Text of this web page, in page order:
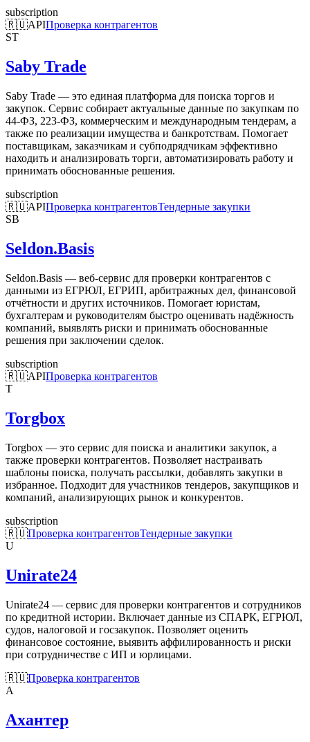
subscription
🇷🇺APIПроверка контрагентов
ST
Saby Trade
Saby Trade — это единая платформа для поиска торгов и
закупок. Сервис собирает актуальные данные по закупкам по
44-ФЗ, 223-ФЗ, коммерческим и международным тендерам, а
также по реализации имущества и банкротствам. Помогает
поставщикам, заказчикам и субподрядчикам эффективно
находить и анализировать торги, автоматизировать работу и
принимать обоснованные решения.
subscription
🇷🇺APIПроверка контрагентовТендерные закупки
SB
Seldon.Basis
Seldon.Basis — веб-сервис для проверки контрагентов с
данными из ЕГРЮЛ, ЕГРИП, арбитражных дел, финансовой
отчётности и других источников. Помогает юристам,
бухгалтерам и руководителям быстро оценивать надёжность
компаний, выявлять риски и принимать обоснованные
решения при заключении сделок.
subscription
🇷🇺APIПроверка контрагентов
T
Torgbox
Torgbox — это сервис для поиска и аналитики закупок, а
также проверки контрагентов. Позволяет настраивать
шаблоны поиска, получать рассылки, добавлять закупки в
избранное. Подходит для участников тендеров, закупщиков и
компаний, анализирующих рынок и конкурентов.
subscription
🇷🇺Проверка контрагентовТендерные закупки
U
Unirate24
Unirate24 — сервис для проверки контрагентов и сотрудников
по кредитной истории. Включает данные из СПАРК, ЕГРЮЛ,
судов, налоговой и госзакупок. Позволяет оценить
финансовое состояние, выявить аффилированность и риски
при сотрудничестве с ИП и юрлицами.
🇷🇺Проверка контрагентов
А
Ахантер